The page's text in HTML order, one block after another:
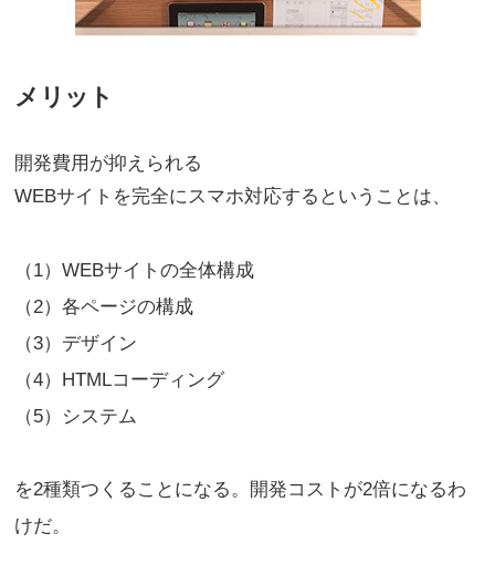
メリット
開発費用が抑えられる
WEBサイトを完全にスマホ対応するということは、
（1）WEBサイトの全体構成
（2）各ページの構成
（3）デザイン
（4）HTMLコーディング
（5）システム
を2種類つくることになる。開発コストが2倍になるわ
けだ。